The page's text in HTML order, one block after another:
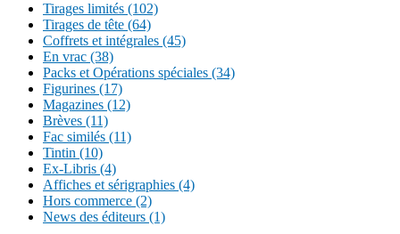
Tirages limités (102)
Tirages de tête (64)
Coffrets et intégrales (45)
En vrac (38)
Packs et Opérations spéciales (34)
Figurines (17)
Magazines (12)
Brèves (11)
Fac similés (11)
Tintin (10)
Ex-Libris (4)
Affiches et sérigraphies (4)
Hors commerce (2)
News des éditeurs (1)